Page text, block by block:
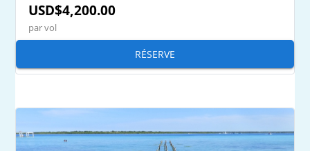
USD$4,200.00
par vol
RÉSERVE